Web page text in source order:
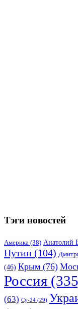
Тэги новостей
Америка (38) Анатолий
Путин (104)
(46) Крым (76)
Россия
(63) Су-24 (29)